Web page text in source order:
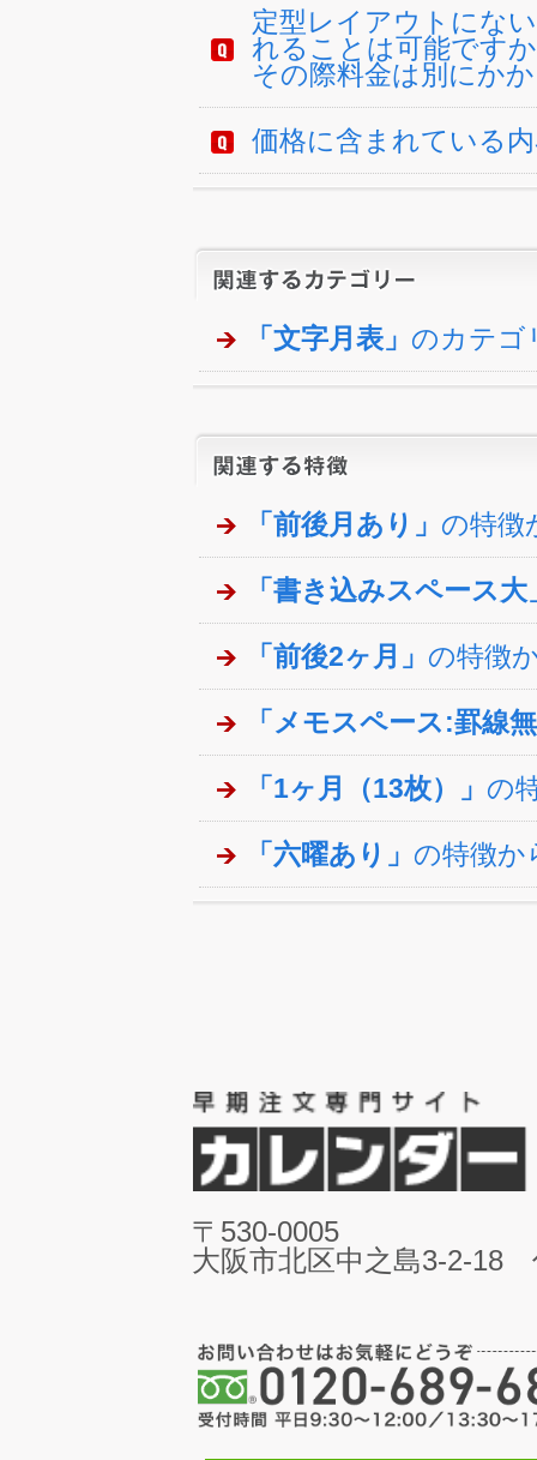
定型レイアウトにな
れることは可能です
その際料金は別にか
価格に含まれている
「文字月表」 のカテゴ
「前後月あり」 の特徴
「書き込みスペース大
「前後2ヶ月」 の特徴
「メモスペース:罫線
「1ヶ月（13枚）」 の
「六曜あり」 の特徴か
〒530-0005
大阪市北区中之島3-2-18